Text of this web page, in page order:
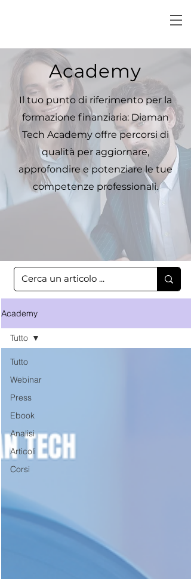
Academy
Il tuo punto di riferimento per la
formazione finanziaria: Diaman
Tech Academy offre percorsi di
qualità per aggiornare,
approfondire e potenziare le tue
competenze professionali.
Academy
Tutto
Webinar
Press
Ebook
Analisi
Articoli
Corsi
Tutto